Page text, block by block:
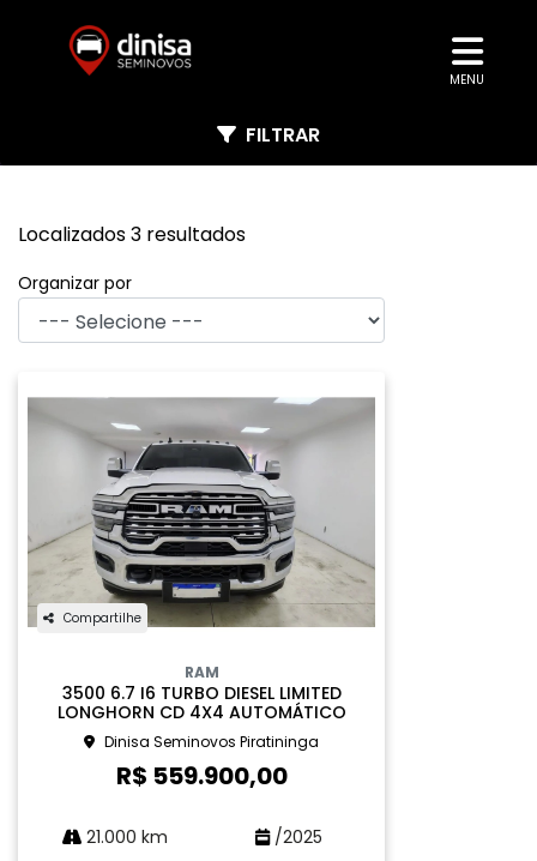
MENU
Localizados 3 resultados
FILTRAR
Organizar por
Compartilhe
RAM
3500 6.7 I6 TURBO DIESEL LIMITED
LONGHORN CD 4X4 AUTOMÁTICO
Dinisa Seminovos Piratininga
R$ 559.900,00
21.000 km /2025